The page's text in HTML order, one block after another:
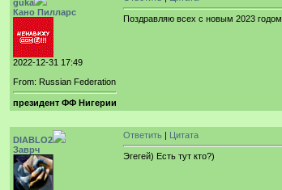
guka
Кано Пилларс
2022-12-31 17:49
From: Russian Federation
президент ФФ Нигерии
Поздравляю всех с новым 2023 годом
DIABLO2
Заврч
Ответить | Цитата
Эгегей) Есть тут кто?)